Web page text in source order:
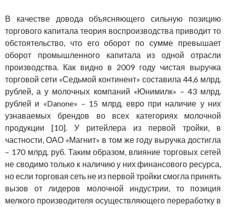
В качестве довода объясняющего сильную позицию
торгового капитала теория воспроизводства приводит то
обстоятельство, что его оборот по сумме превышает
оборот промышленного капитала из одной отрасли
производства. Как видно в 2009 году чистая выручка
торговой сети «Седьмой континент» составила 44,6 млрд.
рублей, а у молочных компаний «Юнимилк» – 43 млрд.
рублей и «Danone» – 15 млрд. евро при наличие у них
узнаваемых брендов во всех категориях молочной
продукции [10]. У ритейлера из первой тройки, в
частности, ОАО «Магнит» в том же году выручка достигла
– 170 млрд. руб. Таким образом, влияние торговых сетей
не сводимо только к наличию у них финансового ресурса,
но если торговая сеть не из первой тройки смогла принять
вызов от лидеров молочной индустрии, то позиция
мелкого производителя осуществляющего переработку в